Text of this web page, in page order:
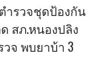
ำรวจชุดป้องกัน
สภ.หนองปลิง
จ พบยาบ้า 3​